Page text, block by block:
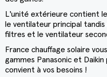
L'unité extérieure contient
le ventilateur principal
filtres et le ventilateur
France chauffage solaire
gammes Panasonic et
convient à vos besoins !